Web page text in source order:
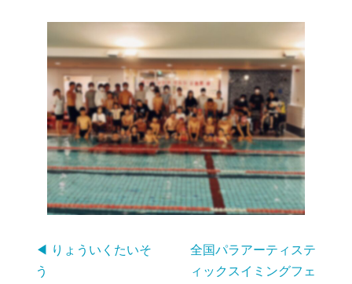
◀ りょういくたいそ
う
全国パラアーティステ
ィックスイミングフェ